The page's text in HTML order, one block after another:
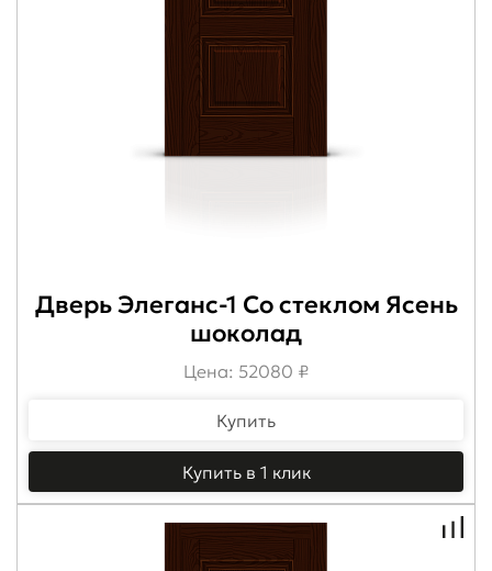
Дверь Элеганс-1 Со стеклом Ясень
шоколад
Цена: 52080 ₽
Купить
Купить в 1 клик